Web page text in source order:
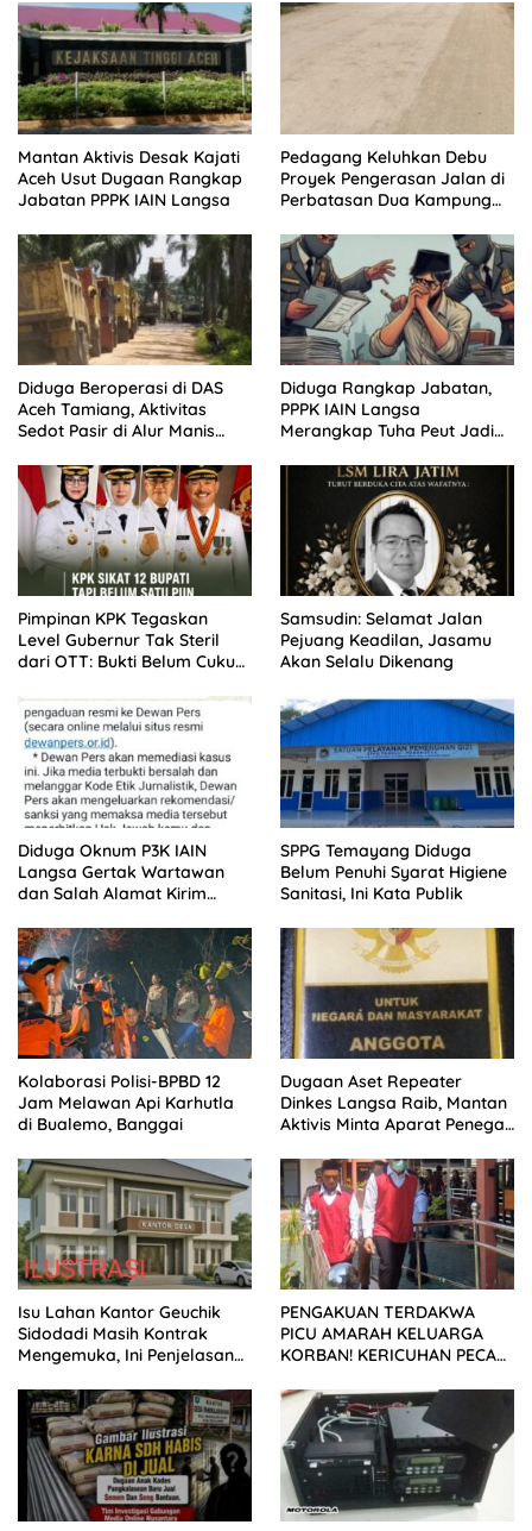
Mantan Aktivis Desak Kajati
Aceh Usut Dugaan Rangkap
Jabatan PPPK IAIN Langsa
Pedagang Keluhkan Debu
Proyek Pengerasan Jalan di
Perbatasan Dua Kampung
Diduga Beroperasi di DAS
Aceh Tamiang, Aktivitas
Sedot Pasir di Alur Manis
Diduga Rangkap Jabatan,
PPPK IAIN Langsa
Merangkap Tuha Peut Jadi
Pimpinan KPK Tegaskan
Level Gubernur Tak Steril
dari OTT: Bukti Belum Cukup,
Samsudin: Selamat Jalan
Pejuang Keadilan, Jasamu
Akan Selalu Dikenang
Diduga Oknum P3K IAIN
Langsa Gertak Wartawan
dan Salah Alamat Kirim
SPPG Temayang Diduga
Belum Penuhi Syarat Higiene
Sanitasi, Ini Kata Publik
Kolaborasi Polisi-BPBD 12
Jam Melawan Api Karhutla
di Bualemo, Banggai
Dugaan Aset Repeater
Dinkes Langsa Raib, Mantan
Aktivis Minta Aparat Penegak
Isu Lahan Kantor Geuchik
Sidodadi Masih Kontrak
Mengemuka, Ini Penjelasan
PENGAKUAN TERDAKWA
PICU AMARAH KELUARGA
KORBAN! KERICUHAN PECAH
DITUNDA